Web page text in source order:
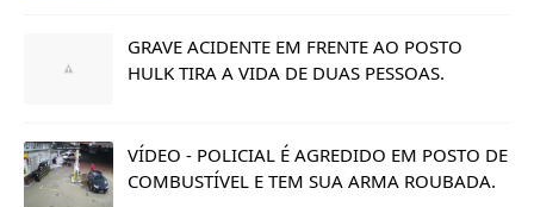
GRAVE ACIDENTE EM FRENTE AO POSTO
HULK TIRA A VIDA DE DUAS PESSOAS.
VÍDEO - POLICIAL É AGREDIDO EM POSTO DE
COMBUSTÍVEL E TEM SUA ARMA ROUBADA.